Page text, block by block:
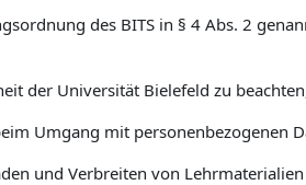
des BITS in § 4 Abs. 2
der Universität Bielefeld zu
Umgang mit personenbezogenen
und Verbreiten von